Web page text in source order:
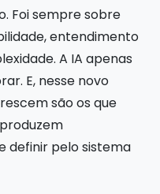
Foi sempre sobre
entendimento
A IA apenas
E, nesse novo
são os que
definir pelo sistema